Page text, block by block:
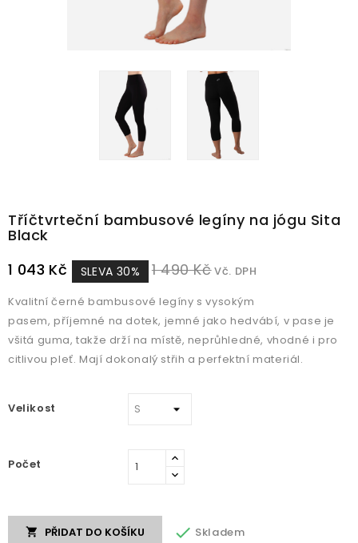
Tříčtvrteční bambusové legíny na jógu Sita
Black
1 043 Kč
SLEVA 30% 1 490 KčVč. DPH
Kvalitní černé bambusové legíny s vysokým
pasem, příjemné na dotek, jemné jako hedvábí, v pase je
všitá guma, takže drží na místě, neprůhledné, vhodné i pro
citlivou pleť. Mají dokonalý střih a perfektní materiál.
Velikost
Počet
 PŘIDAT DO KOŠÍKU  Skladem